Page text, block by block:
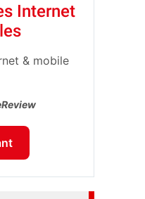
Internet
& mobile